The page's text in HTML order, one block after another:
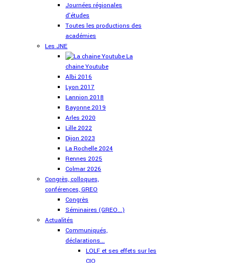
Journées régionales
d'études
Toutes les productions des
académies
Les JNE
La
chaine Youtube
Albi 2016
Lyon 2017
Lannion 2018
Bayonne 2019
Arles 2020
Lille 2022
Dijon 2023
La Rochelle 2024
Rennes 2025
Colmar 2026
Congrès, colloques,
conférences, GREO
Congrès
Séminaires (GREO...)
Actualités
Communiqués,
déclarations...
LOLF et ses effets sur les
CIO